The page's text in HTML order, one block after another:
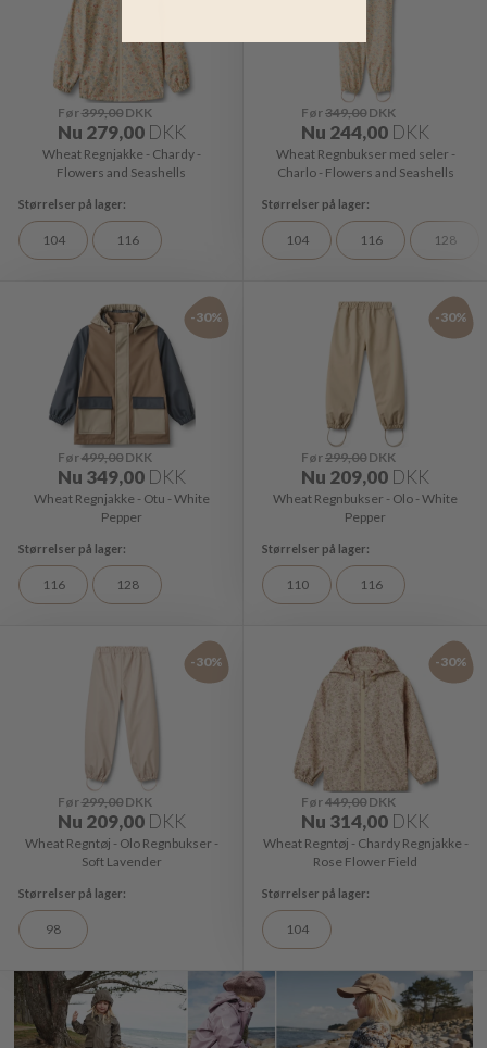
Før399,00DKK
Nu 279,00 DKK
Wheat Regnjakke - Chardy -
Flowers and Seashells
104 116
Før349,00 DKK
Nu 244,00 DKK
Wheat Regnbukser med seler -
Charlo - Flowers and Seashells
104 116 128
-30%
Før499,00DKK
Nu 349,00 DKK
Wheat Regnjakke - Otu - White
Pepper
116 128
-30%
Før299,00 DKK
Nu 209,00 DKK
Wheat Regnbukser - Olo - White
Pepper
110 116
-30%
Før299,00DKK
Nu 209,00 DKK
Wheat Regntøj - Olo Regnbukser -
Soft Lavender
98
-30%
Før449,00 DKK
Nu 314,00 DKK
Wheat Regntøj - Chardy Regnjakke -
Rose Flower Field
104